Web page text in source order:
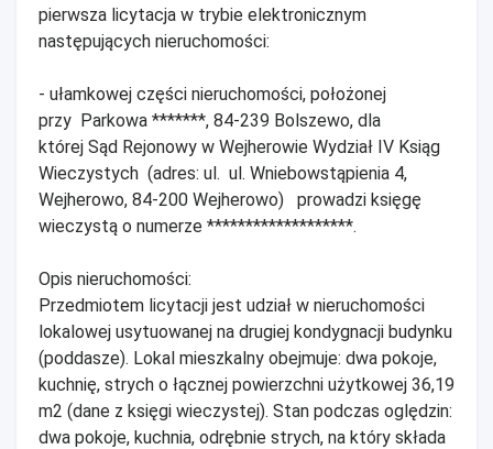
pierwsza licytacja w trybie elektronicznym
następujących nieruchomości:
- ułamkowej części nieruchomości, położonej
przy Parkowa *******, 84-239 Bolszewo, dla
której Sąd Rejonowy w Wejherowie Wydział IV Ksiąg
Wieczystych (adres: ul. ul. Wniebowstąpienia 4,
Wejherowo, 84-200 Wejherowo) prowadzi księgę
wieczystą o numerze *******************.
Opis nieruchomości:
Przedmiotem licytacji jest udział w nieruchomości
lokalowej usytuowanej na drugiej kondygnacji budynku
(poddasze). Lokal mieszkalny obejmuje: dwa pokoje,
kuchnię, strych o łącznej powierzchni użytkowej 36,19
m2 (dane z księgi wieczystej). Stan podczas oględzin:
dwa pokoje, kuchnia, odrębnie strych, na który składa